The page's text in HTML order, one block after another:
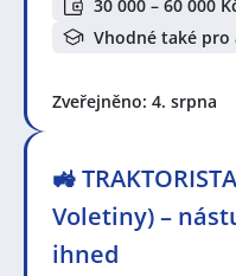
30 000 – 60 000
Vhodné také pro
Zveřejněno: 4. srpna
🚜
Voletiny) –
ihned